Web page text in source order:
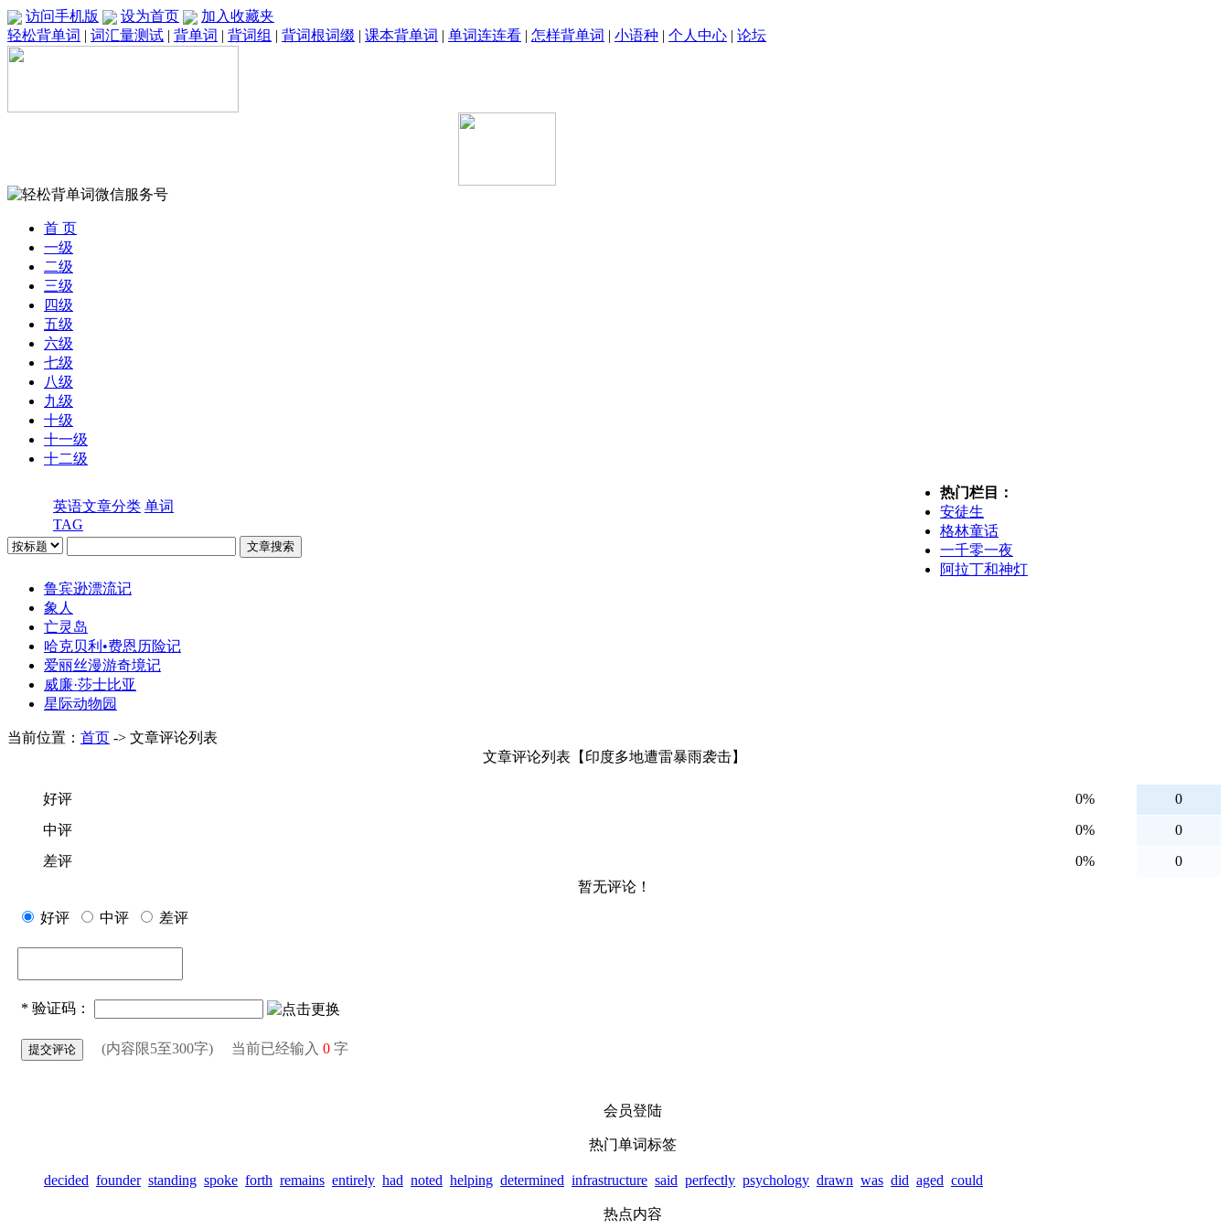
访问手机版 设为首页
加入收藏夹
轻松背单词 | 词汇量测试 | 背单词 | 背词组 | 背词根词缀 | 课本背单词 | 单词连连看 | 怎样背单词 | 小语种 | 个人中心 | 论坛
首 页
一级
二级
三级
四级
五级
六级
七级
八级
九级
十级
十一级
十二级
英语文章分类 单词
TAG
热门栏目：
安徒生
格林童话
一千零一夜
阿拉丁和神灯
鲁宾逊漂流记
象人
亡灵岛
哈克贝利•费恩历险记
爱丽丝漫游奇境记
威廉·莎士比亚
星际动物园
当前位置： 首页 -> 文章评论列表
文章评论列表【印度多地遭雷暴雨袭击】
好评 0%
0
中评
0%
0
差评
0%
0
暂无评论！
好评
中评 差评
* 验证码：
(内容限5至300字) 当前已经输入 0 字
会员登陆
热门单词标签
decided founder standing spoke forth remains entirely had noted helping determined infrastructure said perfectly psychology drawn was did aged could
热点内容